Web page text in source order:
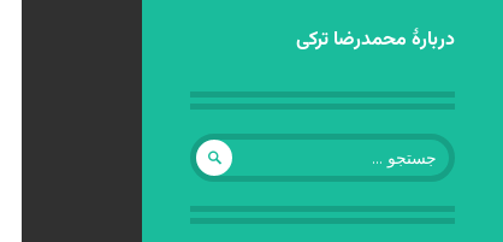
رفتن
نوشته‌ها
دربارهٔ محمدرضا ترکی
جستجو
برای: